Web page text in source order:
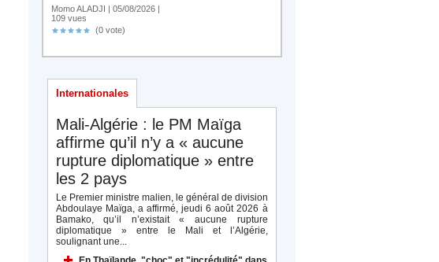
Momo ALADJI | 05/08/2026 |
109 vues
(0 vote)
Internationales
Mali-Algérie : le PM Maïga
affirme qu’il n’y a « aucune
rupture diplomatique » entre
les 2 pays
Le Premier ministre malien, le général de division
Abdoulaye Maïga, a affirmé, jeudi 6 août 2026 à
Bamako, qu’il n’existait « aucune rupture
diplomatique » entre le Mali et l’Algérie,
soulignant une...